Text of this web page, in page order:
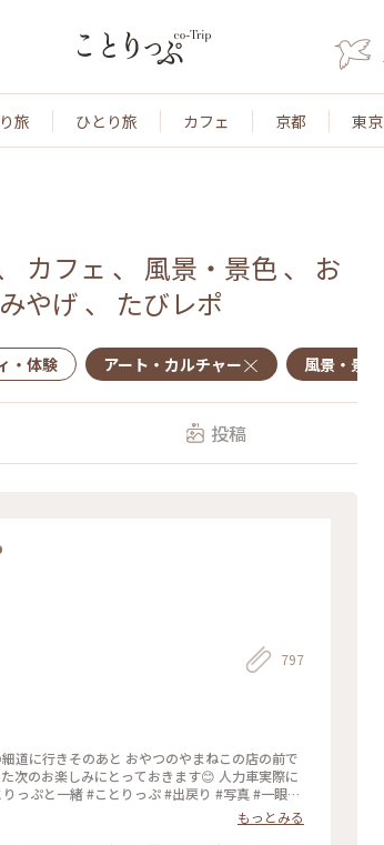
旅 ひとり旅 カフェ 京都 東京
カフェ 、 風景・景色 、 お
やげ 、 たびレポ
・体験 アート・カルチャー 風景・景色
投稿
797
道に行きそのあと おやつのやまねこの店の前で
のお楽しみにとっておきます😊 人力車実際に
もっとみる